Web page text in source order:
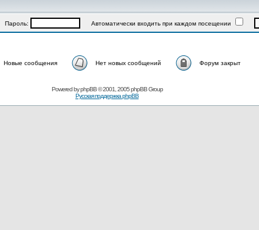
Пароль: Автоматически входить при каждом посещении
Новые сообщения Нет новых сообщений Форум закрыт
Powered byphpBB© 2001, 2005 phpBB Group
Русская поддержка phpBB